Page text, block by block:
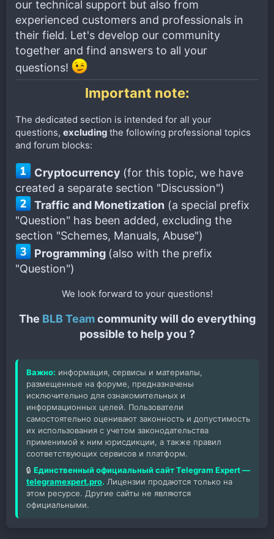
our technical support but also from
experienced customers and professionals in
their field. Let's develop our community
together and find answers to all your
questions!
Important note:
The dedicated section is intended for all your
questions, excluding the following professional topics
and forum blocks:
Cryptocurrency (for this topic, we have
created a separate section "Discussion")
Traffic and Monetization (a special prefix
"Question" has been added, excluding the
section "Schemes, Manuals, Abuse")
Programming (also with the prefix
"Question")
We look forward to your questions!
The BLB Teamcommunity will do everything
possible to help you ?
Важно: информация, сервисы и материалы,
размещенные на форуме, предназначены
исключительно для ознакомительных и
информационных целей. Пользователи
самостоятельно оценивают законность и допустимость
их использования с учетом законодательства
применимой к ним юрисдикции, а также правил
соответствующих сервисов и платформ.
🔒 Единственный официальный сайт Telegram Expert —
telegramexpert.pro. Лицензии продаются только на
этом ресурсе. Другие сайты не являются
официальными.